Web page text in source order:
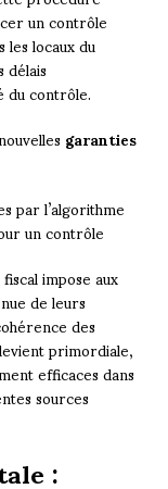
un contrôle
locaux du
contrôle.
garanties
par l’algorithme
un contrôle
impose aux
de leurs
des
primordiale,
efficaces dans
sources
: